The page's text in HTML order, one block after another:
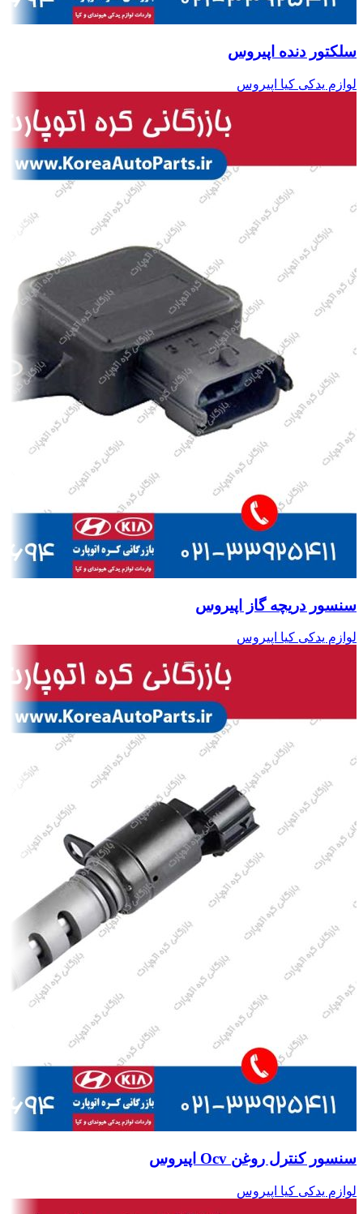
سلکتور دنده اپیروس
لوازم یدکی کیا اپیروس
سنسور دریچه گاز اپیروس
لوازم یدکی کیا اپیروس
سنسور کنترل روغن Ocv اپیروس
لوازم یدکی کیا اپیروس